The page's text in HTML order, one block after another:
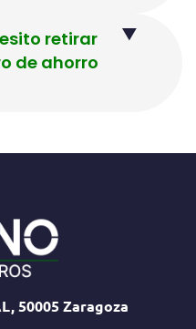
retirar
de ahorro
50005 Zaragoza